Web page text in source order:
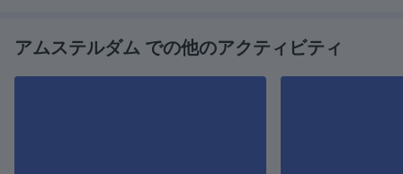
アムステルダム での他のアクティビティ